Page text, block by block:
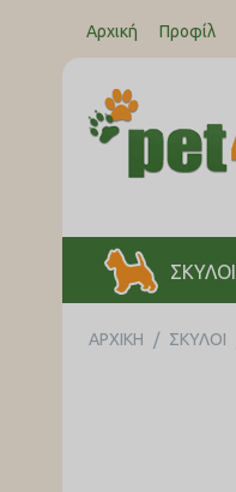
Αρχική Προφίλ
ΣΚΥΛΟΙ
ΑΡΧΙΚΉ / ΣΚΥΛΟΙ